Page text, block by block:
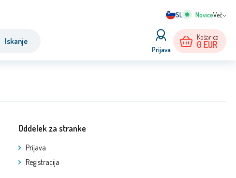
SL Več
Iskanje
Prijava
Košarica
0 EUR
Oddelek za stranke
Prijava
Registracija